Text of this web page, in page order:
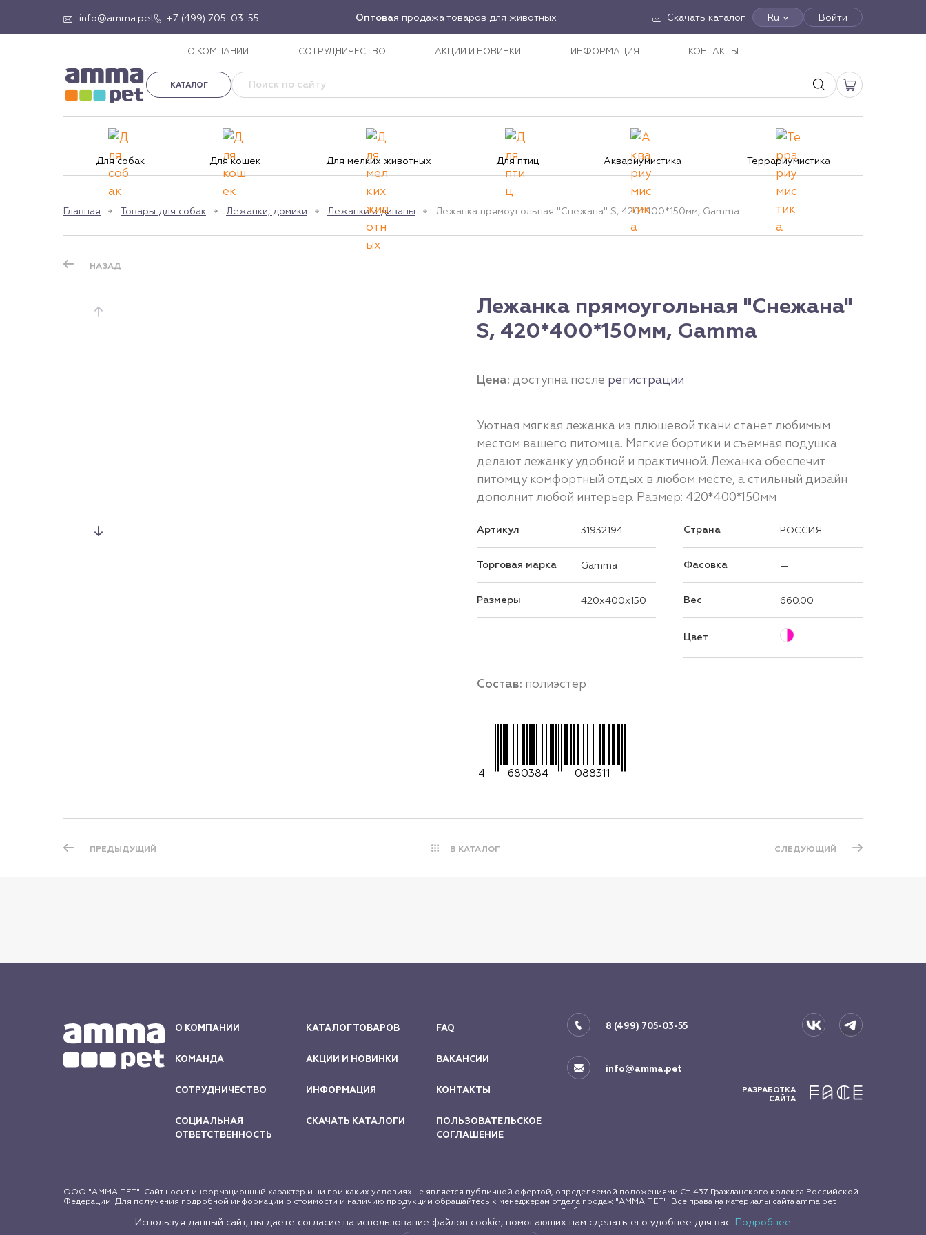
info@amma.pet +7 (499) 705-03-55 Оптовая продажа товаров для животных Скачать каталог Ru Войти
О КОМПАНИИ СОТРУДНИЧЕСТВО АКЦИИ И НОВИНКИ ИНФОРМАЦИЯ КОНТАКТЫ
КАТАЛОГ
Для собак Для кошек Для мелких животных Для птиц Аквариумистика Террариумистика
Главная Товары для собак Лежанки, домики Лежанки и диваны Лежанка прямоугольная "Снежана" S, 420*400*150мм, Gamma
НАЗАД
Лежанка прямоугольная "Снежана"
S, 420*400*150мм, Gamma
Цена: доступна после регистрации
Уютная мягкая лежанка из плюшевой ткани станет любимым
местом вашего питомца. Мягкие бортики и съемная подушка
делают лежанку удобной и практичной. Лежанка обеспечит
питомцу комфортный отдых в любом месте, а стильный дизайн
дополнит любой интерьер. Размер: 420*400*150мм
Артикул 31932194
Торговая марка Gamma
Размеры 420x400x150
Страна РОССИЯ
Фасовка —
Вес 660.00
Цвет
Состав: полиэстер
4 680384 088311
ПРЕДЫДУЩИЙ В КАТАЛОГ СЛЕДУЮЩИЙ
О КОМПАНИИ
КОМАНДА
СОТРУДНИЧЕСТВО
СОЦИАЛЬНАЯ
ОТВЕТСТВЕННОСТЬ
КАТАЛОГ ТОВАРОВ
АКЦИИ И НОВИНКИ
ИНФОРМАЦИЯ
СКАЧАТЬ КАТАЛОГИ
FAQ
ВАКАНСИИ
КОНТАКТЫ
ПОЛЬЗОВАТЕЛЬСКОЕ
СОГЛАШЕНИЕ
8 (499) 705-03-55
info@amma.pet
РАЗРАБОТКА
САЙТА
ООО "АММА ПЕТ". Сайт носит информационный характер и ни при каких условиях не является публичной офертой, определяемой положениями Ст. 437 Гражданского кодекса Российской
Федерации. Для получения подробной информации о стоимости и наличию продукции обращайтесь к менеджерам отдела продаж "АММА ПЕТ". Все права на материалы сайта amma.pet
защищены в соответствии с российским и международным законодательством об авторском праве и смежных правах. Любое использование материалов сайта допускается только с
письменного согласия правообладателя.
Используя данный сайт, вы даете согласие на использование файлов cookie, помогающих нам сделать его удобнее для вас. Подробнее